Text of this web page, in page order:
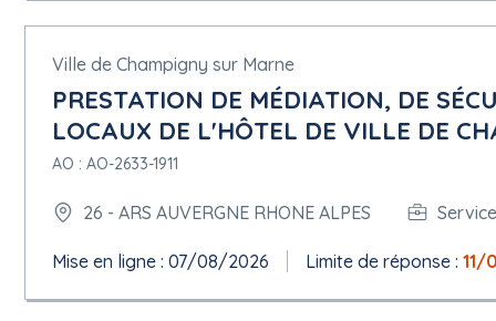
Ville de Champigny sur Marne
PRESTATION DE MÉDIATION, DE
LOCAUX DE L'HÔTEL DE VILLE DE
AO : AO-2633-1911
26 - ARS AUVERGNE RHONE ALPES
Mise en ligne : 07/08/2026 Limite de réponse : 11/